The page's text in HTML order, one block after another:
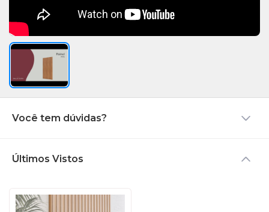
Você tem dúvidas?
Últimos Vistos